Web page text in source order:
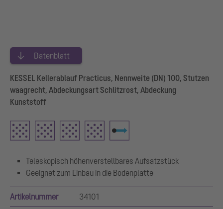
Datenblatt
KESSEL Kellerablauf Practicus, Nennweite (DN) 100, Stutzen
waagrecht, Abdeckungsart Schlitzrost, Abdeckung
Kunststoff
Teleskopisch höhenverstellbares Aufsatzstück
Geeignet zum Einbau in die Bodenplatte
Artikelnummer 34101